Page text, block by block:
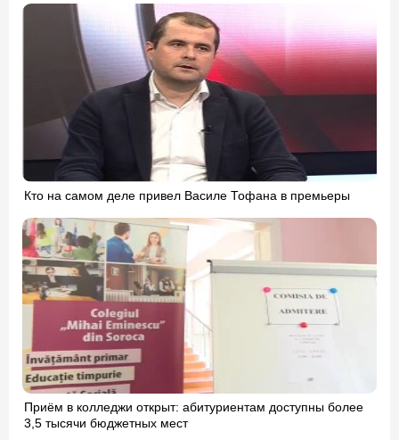
Кто на самом деле привел Василе Тофана в премьеры
Приём в колледжи открыт: абитуриентам доступны более
3,5 тысячи бюджетных мест